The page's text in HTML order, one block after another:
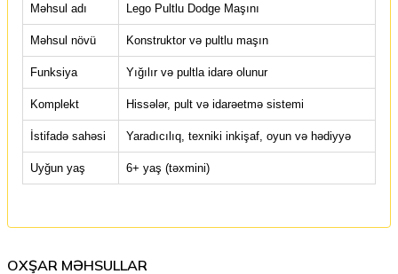
Məhsul adı Lego Pultlu Dodge Maşını
Məhsul növü Konstruktor və pultlu maşın
Funksiya Yığılır və pultla idarə olunur
Komplekt Hissələr, pult və idarəetmə sistemi
İstifadə sahəsi Yaradıcılıq, texniki inkişaf, oyun və hədiyyə
Uyğun yaş 6+ yaş (təxmini)
OXŞAR MƏHSULLAR